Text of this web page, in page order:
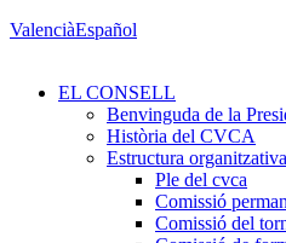
ValenciàEspañol
EL CONSELL
Benvinguda de la
Història del CVCA
Estructura organitzativa
Ple del cvca
Comissió
Comissió del